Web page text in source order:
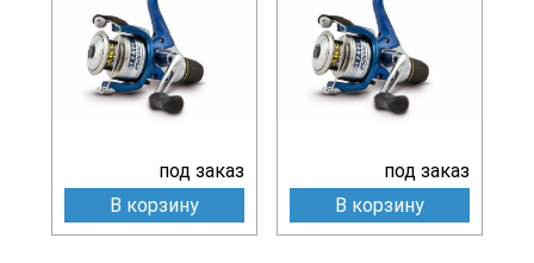
под заказ
В корзину
под заказ
В корзину